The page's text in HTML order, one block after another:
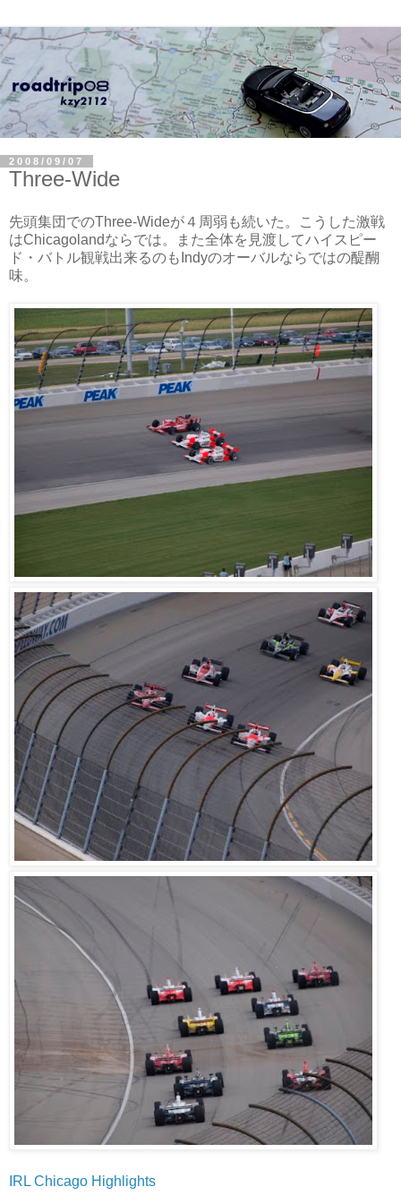
2008/09/07
Three-Wide
先頭集団でのThree-Wideが４周弱も続いた。こうした激戦
はChicagolandならでは。また全体を見渡してハイスピー
ド・バトル観戦出来るのもIndyのオーバルならではの醍醐
味。
IRL Chicago Highlights